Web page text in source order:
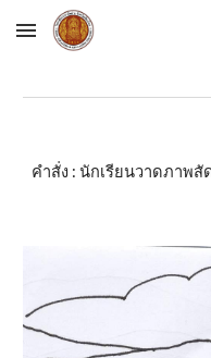
Skip to main content
คำสั่ง : นักเรียนวาดภาพ